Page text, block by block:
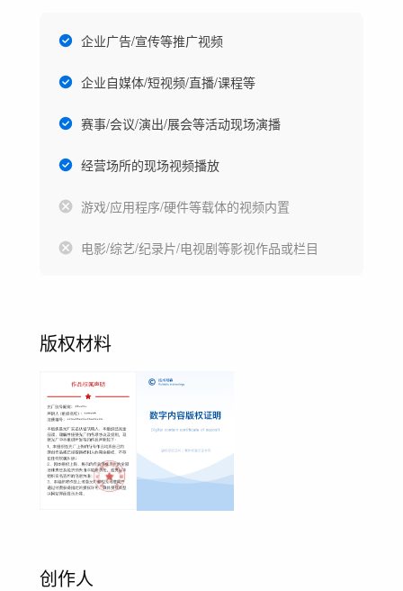
企业广告/宣传等推广视频
企业自媒体/短视频/直播/课程等
赛事/会议/演出/展会等活动现场演播
经营场所的现场视频播放
游戏/应用程序/硬件等载体的视频内置
电影/综艺/纪录片/电视剧等影视作品或栏目
版权材料
创作人